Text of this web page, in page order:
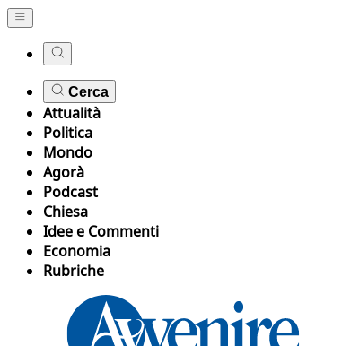
Cerca
Attualità
Politica
Mondo
Agorà
Podcast
Chiesa
Idee e Commenti
Economia
Rubriche